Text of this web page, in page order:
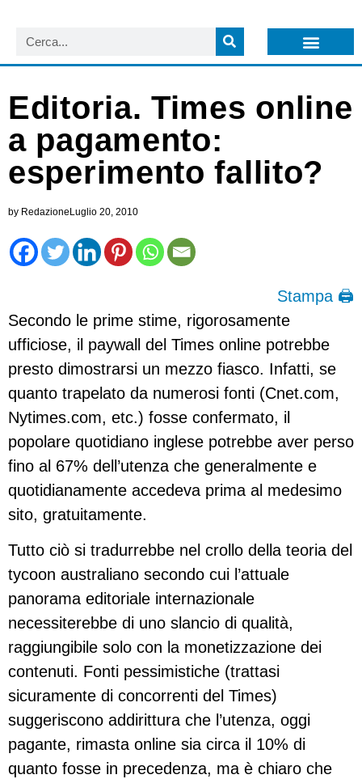
Editoria. Times online
a pagamento:
esperimento fallito?
by Redazione Luglio 20, 2010
Stampa 🖨
Secondo le prime stime, rigorosamente
ufficiose, il paywall del Times online potrebbe
presto dimostrarsi un mezzo fiasco. Infatti, se
quanto trapelato da numerosi fonti (Cnet.com,
Nytimes.com, etc.) fosse confermato, il
popolare quotidiano inglese potrebbe aver perso
fino al 67% dell’utenza che generalmente e
quotidianamente accedeva prima al medesimo
sito, gratuitamente.
Tutto ciò si tradurrebbe nel crollo della teoria del
tycoon australiano secondo cui l’attuale
panorama editoriale internazionale
necessiterebbe di uno slancio di qualità,
raggiungibile solo con la monetizzazione dei
contenuti. Fonti pessimistiche (trattasi
sicuramente di concorrenti del Times)
suggeriscono addirittura che l’utenza, oggi
pagante, rimasta online sia circa il 10% di
quanto fosse in precedenza, ma è chiaro che